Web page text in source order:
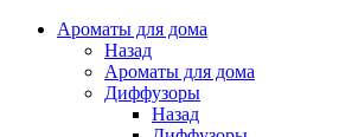
Ароматы для дома
Назад
Ароматы для дома
Диффузоры
Назад